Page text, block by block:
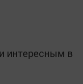
интересным в